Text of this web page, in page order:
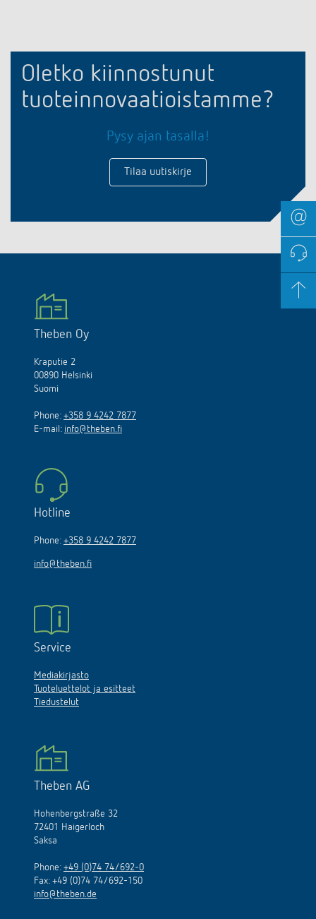
Oletko kiinnostunut
tuoteinnovaatioistamme?
Pysy ajan tasalla!
Tilaa uutiskirje
Theben Oy
Kraputie 2
00890 Helsinki
Suomi
Phone: +358 9 4242 7877
E-mail: info@theben.fi
Hotline
Phone: +358 9 4242 7877
info@theben.fi
Service
Mediakirjasto
Tuoteluettelot ja esitteet
Tiedustelut
Theben AG
Hohenbergstraße 32
72401 Haigerloch
Saksa
Phone: +49 (0)74 74/692-0
Fax: +49 (0)74 74/692-150
info@theben.de